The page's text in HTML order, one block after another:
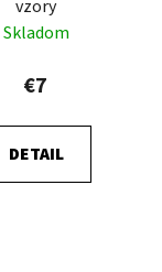
vzory
Skladom
€7
DETAIL